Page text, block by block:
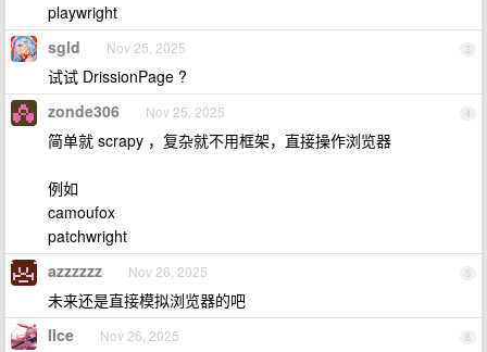
playwright
3
sgld Nov 25, 2025
试试 DrissionPage ?
4
zonde306 Nov 25, 2025
简单就 scrapy ，复杂就不用框架，直接操作浏览器
例如
camoufox
patchwright
5
azzzzzz Nov 26, 2025
未来还是直接模拟浏览器的吧
6
IIce Nov 26, 2025